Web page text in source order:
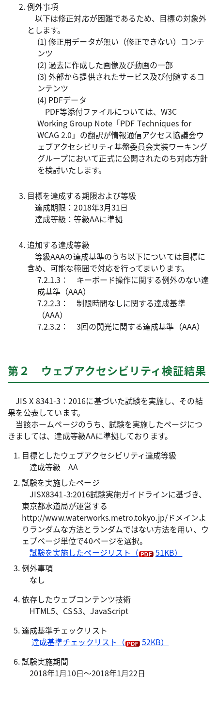
例外事項
以下は修正対応が困難であるため、目標の対象外
とします。
(1) 修正用データが無い（修正できない）コンテ
ンツ
(2) 過去に作成した画像及び動画の一部
(3) 外部から提供されたサービス及び付随するコ
ンテンツ
(4) PDFデータ
PDF等添付ファイルについては、W3C
Working Group Note「PDF Techniques for
WCAG 2.0」の翻訳が情報通信アクセス協議会ウ
ェブアクセシビリティ基盤委員会実装ワーキング
グループにおいて正式に公開されたのち対応方針
を検討いたします。
目標を達成する期限および等級
達成期限：2018年3月31日
達成等級：等級AAに準拠
追加する達成等級
等級AAAの達成基準のうち以下については目標に
含め、可能な範囲で対応を行ってまいります。
7.2.1.3： キーボード操作に関する例外のない達
成基準（AAA）
7.2.2.3： 制限時間なしに関する達成基準
（AAA）
7.2.3.2： 3回の閃光に関する達成基準（AAA）
第２ ウェブアクセシビリティ検証結果
JIS X 8341-3：2016に基づいた試験を実施し、その結
果を公表しています。
当該ホームページのうち、試験を実施したページにつ
きましては、達成等級AAに準拠しております。
目標としたウェブアクセシビリティ達成等級
達成等級 AA
試験を実施したページ
JISX8341-3:2016試験実施ガイドラインに基づき、
東京都水道局が運営する
http://www.waterworks.metro.tokyo.jp/ドメインよ
りランダムな方法とランダムではない方法を用い、ウ
ェブページ単位で40ページを選択。
試験を実施したページリスト （
51KB）
例外事項
なし
依存したウェブコンテンツ技術
HTML5、CSS3、JavaScript
達成基準チェックリスト
達成基準チェックリスト （
52KB）
試験実施期間
2018年1月10日～2018年1月22日